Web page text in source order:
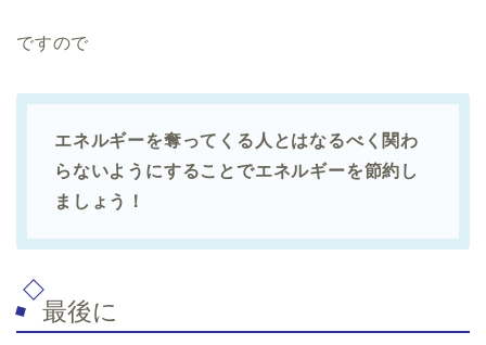
ですので
エネルギーを奪ってくる人とはなるべく関わ
らないようにすることでエネルギーを節約し
ましょう！
最後に